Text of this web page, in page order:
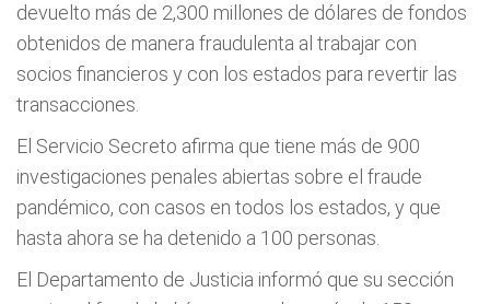
devuelto más de 2,300 millones de dólares de fondos
obtenidos de manera fraudulenta al trabajar con
socios financieros y con los estados para revertir las
transacciones.
El Servicio Secreto afirma que tiene más de 900
investigaciones penales abiertas sobre el fraude
pandémico, con casos en todos los estados, y que
hasta ahora se ha detenido a 100 personas.
El Departamento de Justicia informó que su sección